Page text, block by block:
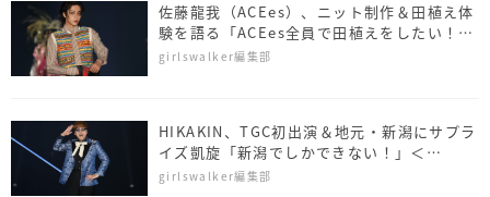
佐藤⿓我（ACEes）、ニット制作＆田植え体
験を語る「ACEes全員で田植えをしたい！」
＜NAMICS presents TGC 新潟 2026＞
girlswalker編集部
HIKAKIN、TGC初出演＆地元・新潟にサプラ
イズ凱旋「新潟でしかできない！」＜
NAMICS presents TGC 新潟 2026＞
girlswalker編集部